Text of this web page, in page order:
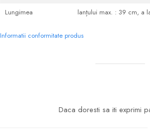
Lungimea
lanțului max. : 39 cm, a
Informatii conformitate produs
Daca doresti sa iti exprimi